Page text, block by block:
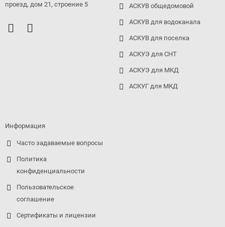
проезд, дом 21, строение 5
АСКУВ общедомовой
АСКУВ для водоканала
АСКУВ для поселка
АСКУЭ для СНТ
АСКУЭ для МКД
АСКУГ для МКД
Информация
Часто задаваемые вопросы
Политика
конфиденциальности
Пользовательское
соглашение
Сертификаты и лицензии